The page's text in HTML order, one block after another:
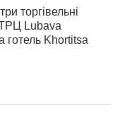
торгівельні
Lubava
готель Khortitsa